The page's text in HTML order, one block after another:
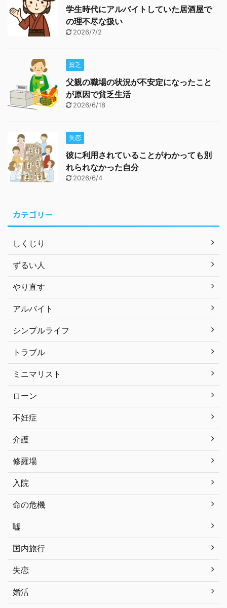
学生時代にアルバイトしていた居酒屋で
の理不尽な扱い
2026/7/2
貧乏
父親の職場の状況が不安定になったこと
が原因で貧乏生活
2026/6/18
失恋
彼に利用されていることがわかっても別
れられなかった自分
2026/6/4
カテゴリー
しくじり
ずるい人
やり直す
アルバイト
シンプルライフ
トラブル
ミニマリスト
ローン
不妊症
介護
修羅場
入院
命の危機
嘘
国内旅行
失恋
婚活